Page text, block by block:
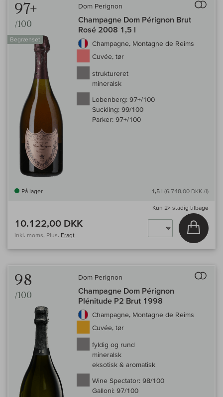
97+
/100
Begrænset
Dom Perignon
Champagne Dom Pérignon Brut
Rosé 2008 1,5 l
Champagne, Montagne de Reims
Cuvée, tør
struktureret
mineralsk
Lobenberg: 97+/100
Suckling: 99/100
Parker: 97+/100
På lager 1,5 l (6.748,00 DKK /l)
Kun 2× stadig tilbage
10.122,00 DKK
inkl. moms, Plus. Fragt
Læg i
98
/100
Dom Perignon
Champagne Dom Pérignon
Plénitude P2 Brut 1998
Champagne, Montagne de Reims
Cuvée, tør
fyldig og rund
mineralsk
eksotisk & aromatisk
Wine Spectator: 98/100
Galloni: 97/100